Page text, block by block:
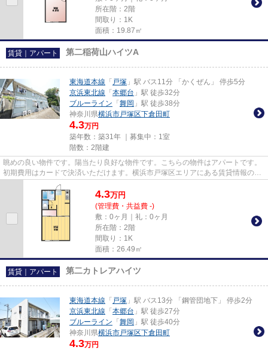
所在階：2階
間取り：1K
面積：19.87㎡
賃貸｜アパート 第二稲荷山ハイツA
東海道本線 「 戸塚 」駅 バス11分 「かくぜん」 停歩5分
京浜東北線 「 本郷台 」駅 徒歩32分
ブルーライン 「 舞岡 」駅 徒歩38分
神奈川県横浜市戸塚区下倉田町
4.3万円
築年数：築31年 ｜募集中： 1室
階数：2階建
眺めの良い物件です。陽当たり良好な物件です。こちらの物件はアパートです。
初期費用はカードで決済いただけます。横浜市戸塚区エリアにある賃貸情報のこ
となら、地域に密着した当社...
4.3万円
(管理費・共益費 -)
敷：0ヶ月｜礼：0ヶ月
所在階：2階
間取り：1K
面積：26.49㎡
賃貸｜アパート 第二カトレアハイツ
東海道本線 「 戸塚 」駅 バス13分 「鋼管団地下」 停歩2分
京浜東北線 「 本郷台 」駅 徒歩27分
ブルーライン 「 舞岡 」駅 徒歩40分
神奈川県横浜市戸塚区下倉田町
4.3万円